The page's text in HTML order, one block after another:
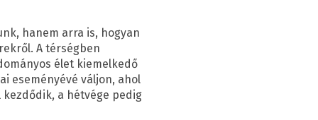
hanem arra is, hogyan
A térségben
élet kiemelkedő
eseményévé váljon, ahol
kezdődik, a hétvége pedig